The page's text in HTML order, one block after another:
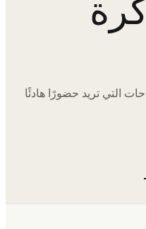
التي تريد حضورًا هادئًا